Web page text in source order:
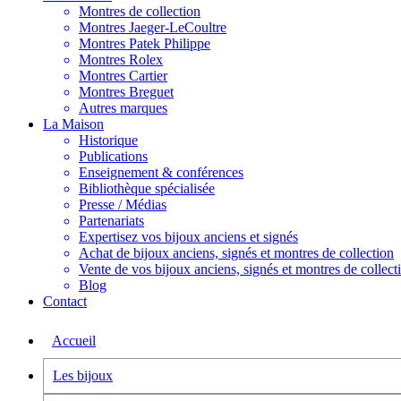
Montres de collection
Montres Jaeger-LeCoultre
Montres Patek Philippe
Montres Rolex
Montres Cartier
Montres Breguet
Autres marques
La Maison
Historique
Publications
Enseignement & conférences
Bibliothèque spécialisée
Presse / Médias
Partenariats
Expertisez vos bijoux anciens et signés
Achat de bijoux anciens, signés et montres de collection
Vente de vos bijoux anciens, signés et montres de
Blog
Contact
Accueil
Les bijoux